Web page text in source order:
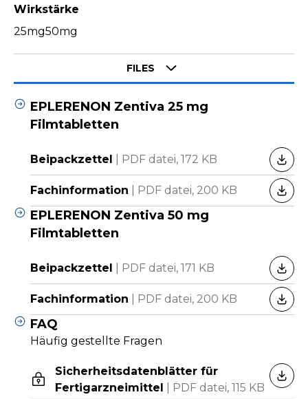
Wirkstärke
25mg50mg
FILES
EPLERENON Zentiva 25 mg
Filmtabletten
Beipackzettel PDF datei, 172 KB
Fachinformation PDF datei, 200 KB
EPLERENON Zentiva 50 mg
Filmtabletten
Beipackzettel PDF datei, 171 KB
Fachinformation PDF datei, 200 KB
FAQ
Häufig gestellte Fragen
Sicherheitsdatenblätter für
Fertigarzneimittel
PDF datei, 115 KB